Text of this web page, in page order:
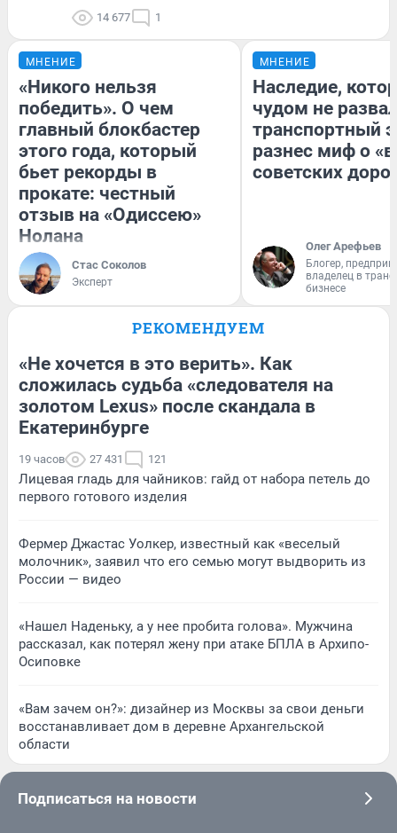
14 677 1
МНЕНИЕ
«Никого нельзя
победить». О чем
главный блокбастер
этого года, который
бьет рекорды в
прокате: честный
отзыв на «Одиссею»
Нолана
Стас Соколов
Эксперт
МНЕНИЕ
Наследие,
чудом не
транспортный
разнес миф о
советских
Олег Арефьев
Блогер,
владелец в
бизнесе
РЕКОМЕНДУЕМ
«Не хочется в это верить». Как
сложилась судьба «следователя на
золотом Lexus» после скандала в
Екатеринбурге
19 часов 27 431 121
Лицевая гладь для чайников: гайд от набора петель до
первого готового изделия
Фермер Джастас Уолкер, известный как «веселый
молочник», заявил что его семью могут выдворить из
России — видео
«Нашел Наденьку, а у нее пробита голова». Мужчина
рассказал, как потерял жену при атаке БПЛА в Архипо-
Осиповке
«Вам зачем он?»: дизайнер из Москвы за свои деньги
восстанавливает дом в деревне Архангельской
области
Подписаться на новости